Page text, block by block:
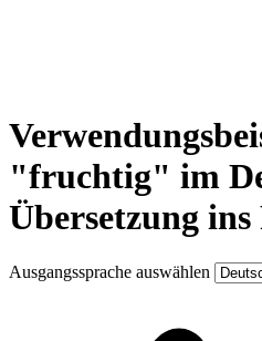
"fruchtig" im
Übersetzung ins
Ausgangssprache auswählen